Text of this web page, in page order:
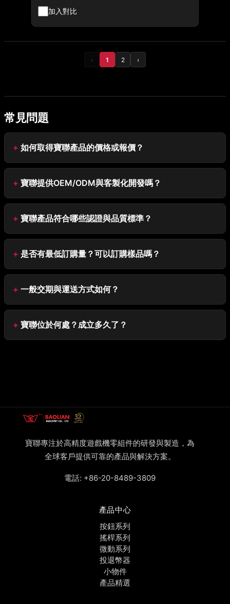
加入對比
‹ 1 2 ›
常見問題
如何取得寶聯產品的價格或報價？
寶聯提供OEM/ODM與客製化開發嗎？
寶聯產品符合哪些認證與品質標準？
是否有最低訂購量？可以訂購樣品嗎？
一般交期與運送方式如何？
寶聯位於何處？成立多久了？
寶聯專注於高精度遊戲機零組件的研發與製造，為
全球客戶提供可靠的產品與解決方案。
電話: +86-20-8489-3809
產品中心
按鈕系列
搖桿系列
微動系列
投退幣器
小物件
產品精選